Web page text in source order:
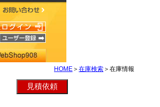
HOME ＞ 在庫検索 ＞在庫情報